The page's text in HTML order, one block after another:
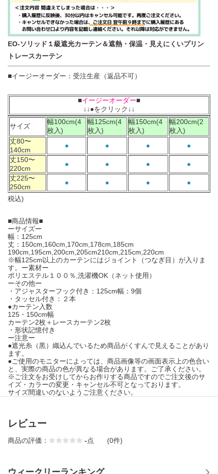
EO-ソリッド１級遮光カーテン＆遮熱・保温・見えにくいプリン
トレースカーテン
■イージーオーダー：受注生産（返品不可）
■イージーオーダー■
↓↓●をクリック↓↓
サイズ
幅100cm(4
枚入)
幅125cm(4
枚入)
幅150cm(4
枚入)
幅200cm(2
枚入)
丈80〜
140cm
● ● ●
●
丈150〜
220cm
● ● ●
●
丈225〜
250cm
● ● ● ●
税込)
■商品情報■
ーサイズー
幅：125cm
丈：150cm,160cm,170cm,178cm,185cm
190cm,195cm,200cm,205cm210cm,215cm,220cm
※幅125cm以上のカーテンにはジョイント（つなぎ目）が入りま
す。ー素材ー
ポリエステル１００％,洗濯機OK（ネット使用）
ーその他ー
・アジャスターフック付き：125cm幅：9個
・タッセル付き：２本
●カーテン入数
125・150cm幅
カーテン2枚＋レースカーテン2枚
・形状記憶付き
ー注意ー
●遮光糸（黒）織込んでいるため商品がくすんで見えることがあり
ます。
●ご使用のモニターによっては、商品画像等の画面表示上の色合い
と、実際の商品の色が異なる場合があります。ご了承ください。
※ご注文をお受けしてからお作りする商品ですのでご注文後のサ
イズ・カラーの変更・キャンセル不可となっております。
サイズ間違いのないようご注意ください。
レビュー
商品の評価： -点 (0件)